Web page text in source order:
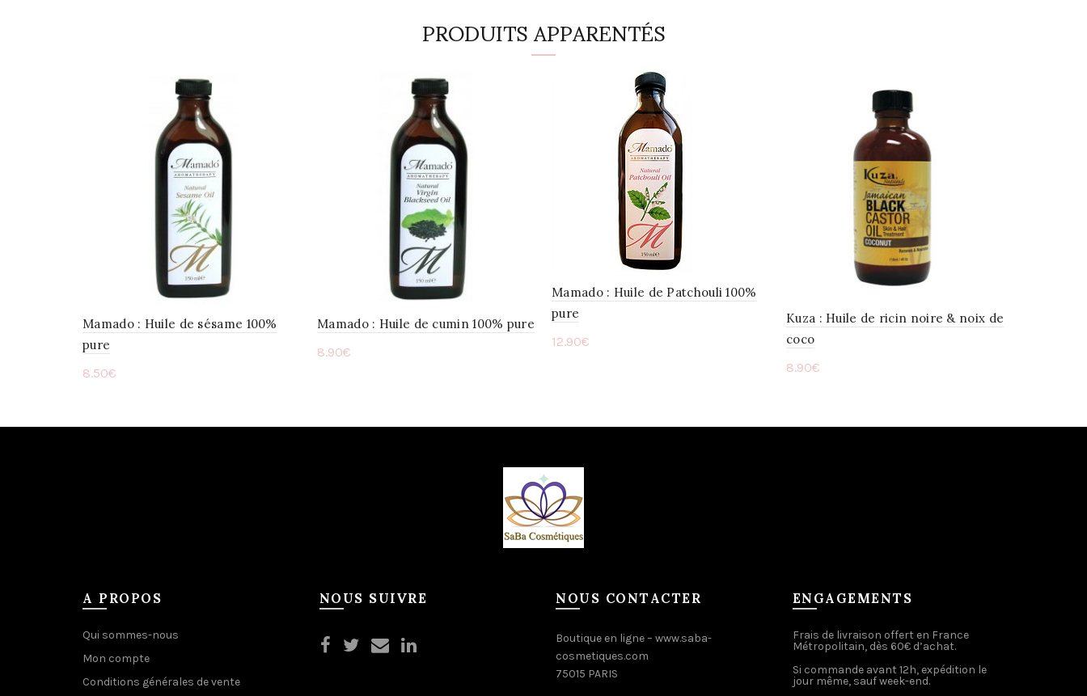
PRODUITS APPARENTÉS
Mamado : Huile de sésame 100%
pure
8.50€
Mamado : Huile de cumin 100% pure
8.90€
Mamado : Huile de Patchouli 100%
pure
12.90€
Kuza : Huile de ricin noire & noix de
coco
8.90€
A PROPOS
Qui sommes-nous
Mon compte
Conditions générales de vente
NOUS SUIVRE NOUS CONTACTER
Boutique en ligne – www.saba-
cosmetiques.com
75015 PARIS
ENGAGEMENTS
Frais de livraison offert en France
Métropolitain, dès 60€ d’achat.
Si commande avant 12h, expédition le
jour même, sauf week-end.